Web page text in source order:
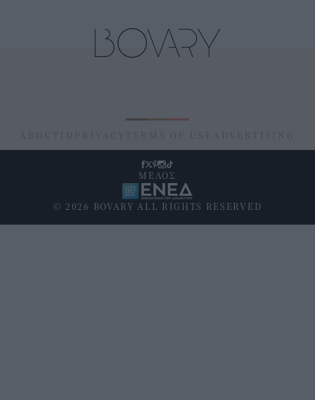
ABOUT ID PRIVACY TERMS OF USE ADVERTISING
© 2026 BOVARY ALL RIGHTS RESERVED
ΜΕΛΟΣ